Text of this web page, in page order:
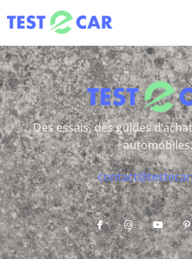
Des essais, des guides
automobiles.